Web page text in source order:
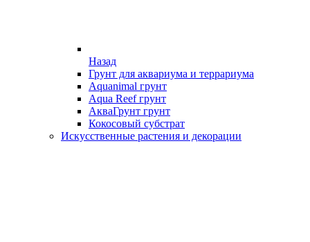
Назад
Грунт для аквариума и террариума
Aquanimal грунт
Aqua Reef грунт
АкваГрунт грунт
Кокосовый субстрат
Искусственные растения и декорации